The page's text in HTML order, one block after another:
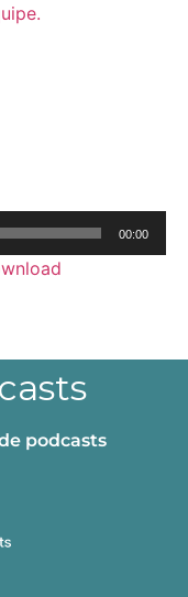
00:00
podcasts